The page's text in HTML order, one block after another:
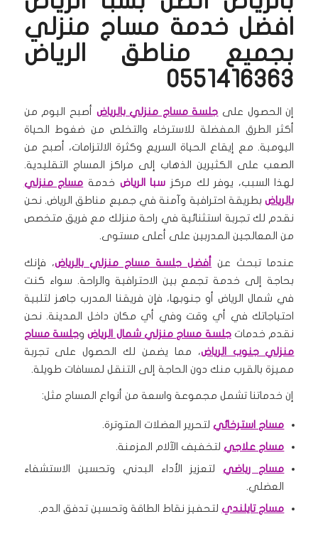
افضل خدمة مساج منزلي
بجميع مناطق الرياض
0551416363
إن الحصول على جلسة مساج منزلي بالرياض أصبح اليوم من
أكثر الطرق المفضلة للاسترخاء والتخلص من ضغوط الحياة
اليومية. مع إيقاع الحياة السريع وكثرة الالتزامات، أصبح من
الصعب على الكثيرين الذهاب إلى مراكز المساج التقليدية.
لهذا السبب، يوفر لك مركز سبا الرياض خدمة مساج منزلي
بالرياضبطريقة احترافية وآمنة في جميع مناطق الرياض. نحن
نقدم لك تجربة استثنائية في راحة منزلك مع فريق متخصص
من المعالجين المدربين على أعلى مستوى.
عندما تبحث عن أفضل جلسة مساج منزلي بالرياض، فإنك
بحاجة إلى خدمة تجمع بين الاحترافية والراحة. سواء كنت
في شمال الرياض أو جنوبها، فإن فريقنا المدرب جاهز لتلبية
احتياجاتك في أي وقت وفي أي مكان داخل المدينة. نحن
نقدم خدماتجلسة مساج منزلي شمال الرياضوجلسة مساج
منزلي جنوب الرياض، مما يضمن لك الحصول على تجربة
مميزة بالقرب منك دون الحاجة إلى التنقل لمسافات طويلة.
إن خدماتنا تشمل مجموعة واسعة من أنواع المساج مثل:
مساج استرخائيلتحرير العضلات المتوترة.
مساج علاجيلتخفيف الآلام المزمنة.
مساج رياضيلتعزيز الأداء البدني وتحسين الاستشفاء
العضلي.
مساج تايلنديلتحفيز نقاط الطاقة وتحسين تدفق الدم.